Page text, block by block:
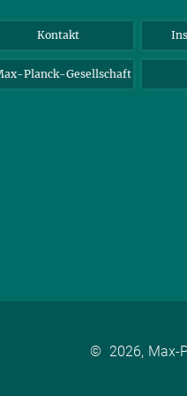
Kontakt
Planck-Gesellschaft
© 2026, Max-